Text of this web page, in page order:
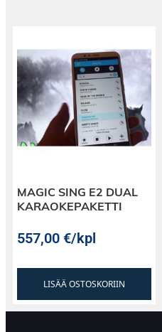
MAGIC SING E2 DUAL
KARAOKEPAKETTI
557,00€/kpl
LISÄÄ OSTOSKORIIN